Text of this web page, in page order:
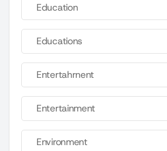
Education
Educations
Entertahrnent
Entertainment
Environment